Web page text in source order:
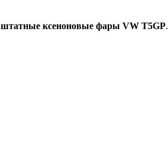
штатные ксеноновые фары VW T5GP.